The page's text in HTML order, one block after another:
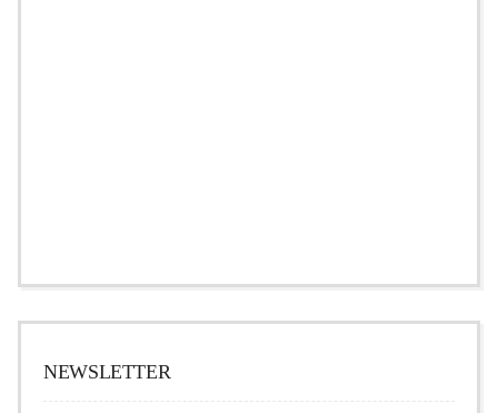
NEWSLETTER